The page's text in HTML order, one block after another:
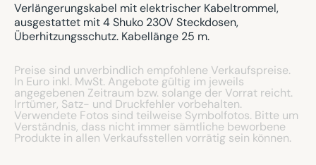
Verlängerungskabel mit elektrischer Kabeltrommel,
ausgestattet mit 4 Shuko 230V Steckdosen,
Überhitzungsschutz. Kabellänge 25 m.
Preise sind unverbindlich empfohlene Verkaufspreise.
In Euro inkl. MwSt. Angebote gültig im jeweils
angegebenen Zeitraum bzw. solange der Vorrat reicht.
Irrtümer, Satz- und Druckfehler vorbehalten.
Verwendete Fotos sind teilweise Symbolfotos. Bitte um
Verständnis, dass nicht immer sämtliche beworbene
Produkte in allen Verkaufsstellen vorrätig sein können.